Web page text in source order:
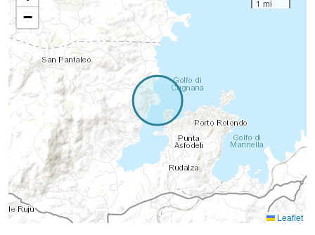
−
1 mi
Leaflet